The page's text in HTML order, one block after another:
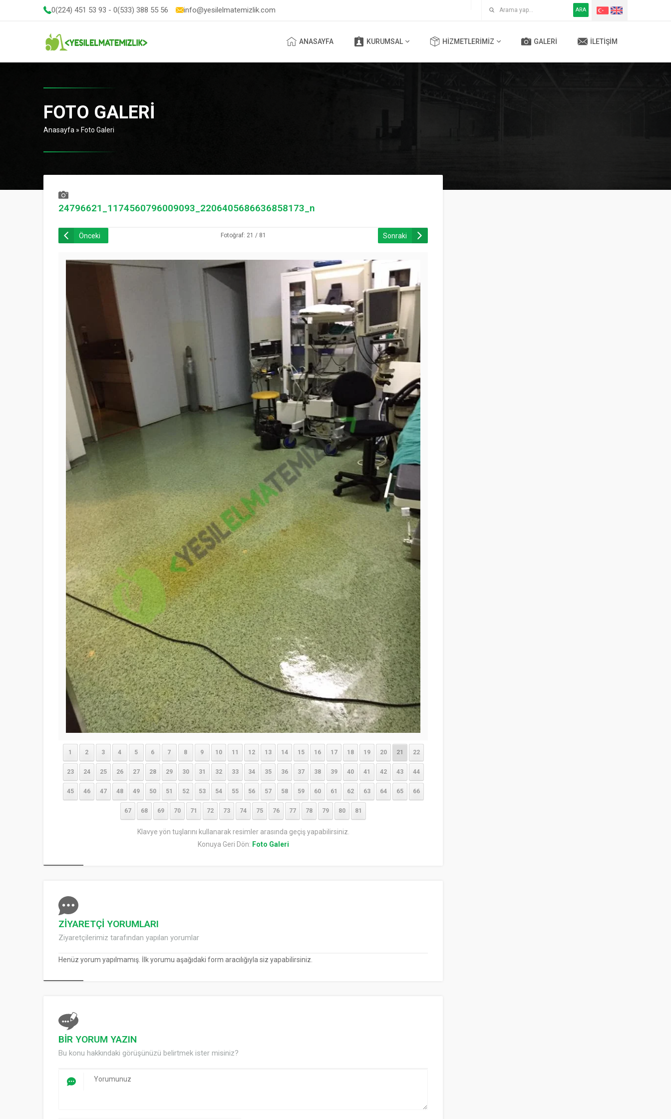
0(224) 451 53 93 - 0(533) 388 55 56 info@yesilelmatemizlik.com ARA
ANASAYFA KURUMSAL HIZMETLERIMIZ GALERI İLETIŞIM
FOTO GALERI
Anasayfa » Foto Galeri
24796621_1174560796009093_2206405686636858173_n
Önceki Fotoğraf: 21 / 81 Sonraki
1 2 3 4 5 6 7 8 9 10 11 12 13 14 15 16 17 18 19 20 21 22
23 24 25 26 27 28 29 30 31 32 33 34 35 36 37 38 39 40 41 42 43 44
45 46 47 48 49 50 51 52 53 54 55 56 57 58 59 60 61 62 63 64 65 66
67 68 69 70 71 72 73 74 75 76 77 78 79 80 81
Klavye yön tuşlarını kullanarak resimler arasında geçiş yapabilirsiniz.
Konuya Geri Dön: Foto Galeri
ZİYARETÇİ YORUMLARI
Ziyaretçilerimiz tarafından yapılan yorumlar
Henüz yorum yapılmamış. İlk yorumu aşağıdaki form aracılığıyla siz yapabilirsiniz.
BİR YORUM YAZIN
Bu konu hakkındaki görüşünüzü belirtmek ister misiniz?